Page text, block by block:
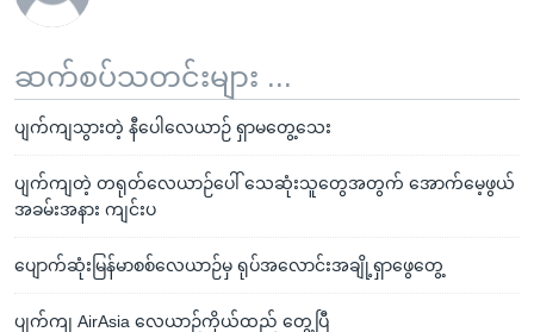
ဆက်စပ်သတင်းများ ...
ပျက်ကျသွားတဲ့ နီပေါလေယာဉ် ရှာမတွေ့သေး
ပျက်ကျတဲ့ တရုတ်လေယာဉ်ပေါ် သေဆုံးသူတွေအတွက် အောက်မေ့ဖွယ်
အခမ်းအနား ကျင်းပ
ပျောက်ဆုံးမြန်မာစစ်လေယာဉ်မှ ရုပ်အလောင်းအချို့ရှာဖွေတွေ့
ပျက်ကျ AirAsia လေယာဉ်ကိုယ်ထည် တွေ့ပြီ